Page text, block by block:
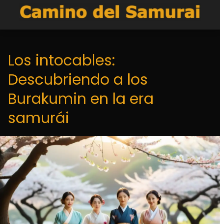
Los intocables:
Descubriendo a los
Burakumin en la era
samurái